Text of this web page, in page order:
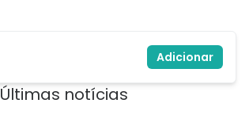
Adicionar
Últimas notícias